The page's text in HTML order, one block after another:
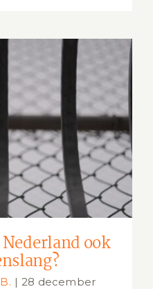
ook echt
ook
| 28 december